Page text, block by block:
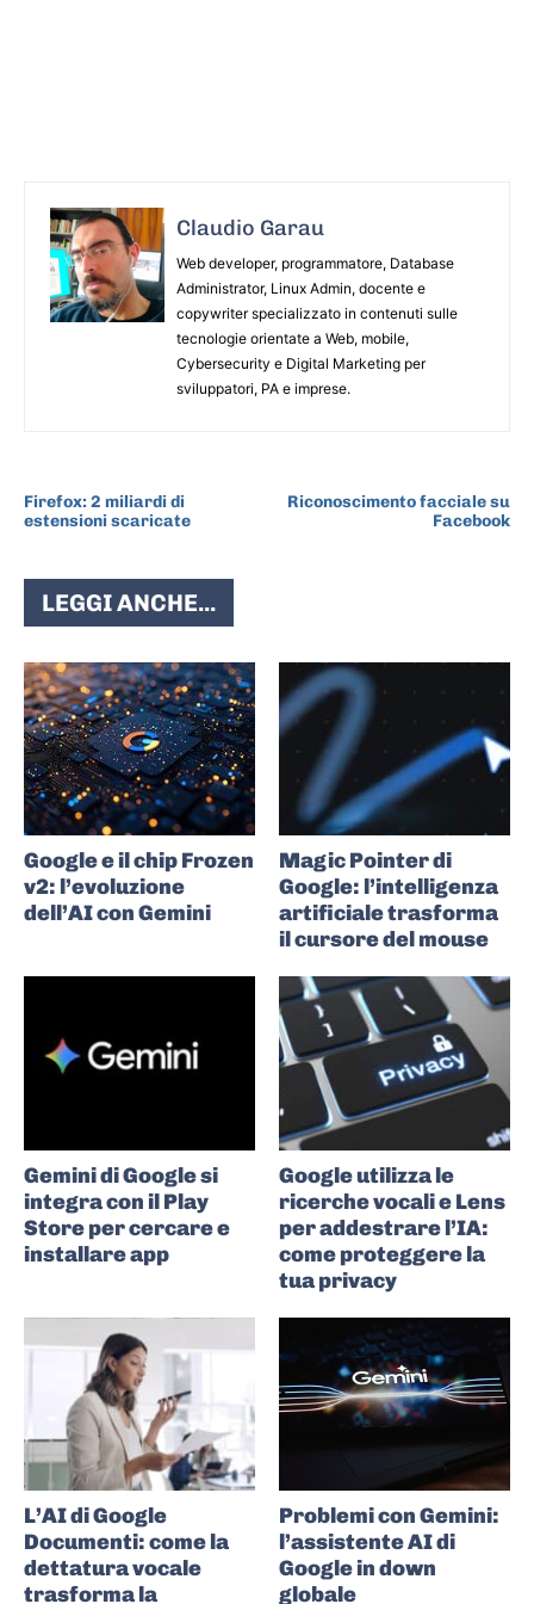
Claudio Garau
Web developer, programmatore, Database
Administrator, Linux Admin, docente e
copywriter specializzato in contenuti sulle
tecnologie orientate a Web, mobile,
Cybersecurity e Digital Marketing per
sviluppatori, PA e imprese.
Firefox: 2 miliardi di
estensioni scaricate
Riconoscimento facciale su
Facebook
LEGGI ANCHE...
Google e il chip Frozen
v2: l’evoluzione
dell’AI con Gemini
Magic Pointer di
Google: l’intelligenza
artificiale trasforma
il cursore del mouse
Gemini di Google si
integra con il Play
Store per cercare e
installare app
Google utilizza le
ricerche vocali e Lens
per addestrare l’IA:
come proteggere la
tua privacy
L’AI di Google
Documenti: come la
dettatura vocale
trasforma la
Problemi con Gemini:
l’assistente AI di
Google in down
globale